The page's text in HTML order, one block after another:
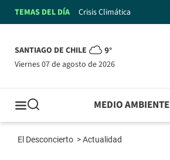
TEMAS DEL DÍA Crisis Climática
SANTIAGO DE CHILE 9°
viernes 07 de agosto de 2026
MEDIO AMBIENTE
El Desconcierto >Actualidad